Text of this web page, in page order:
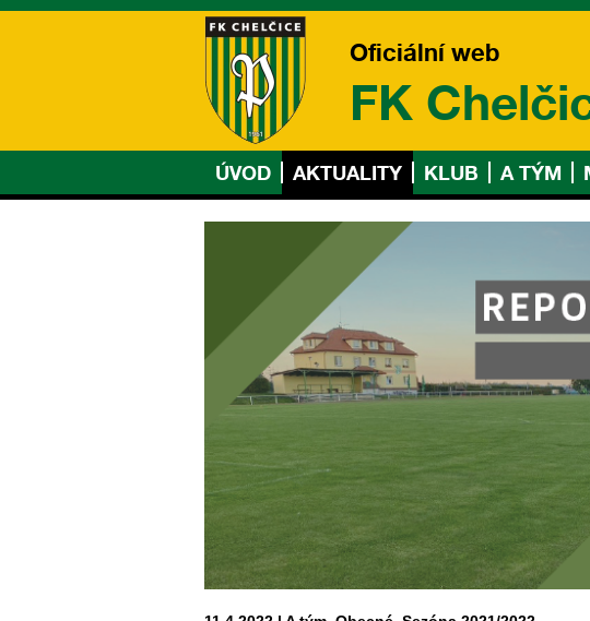
Oficiální web
FK
ÚVOD AKTUALITY KLUB A TÝM